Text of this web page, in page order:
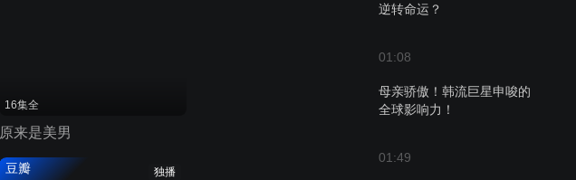
逆转命运？
01:08
母亲骄傲！韩流巨星申唆的
全球影响力！
01:49
16集全
原来是美男
独播
豆瓣